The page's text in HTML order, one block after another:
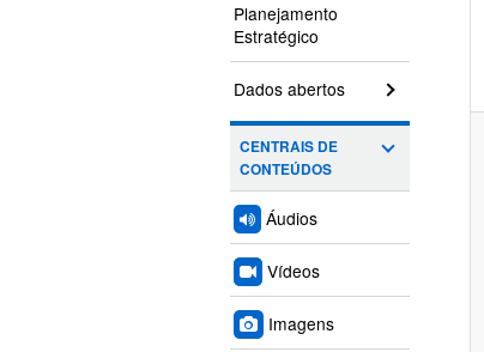
Planejamento
Estratégico
Dados abertos
CENTRAIS DE
CONTEÚDOS
Áudios
Vídeos
Imagens